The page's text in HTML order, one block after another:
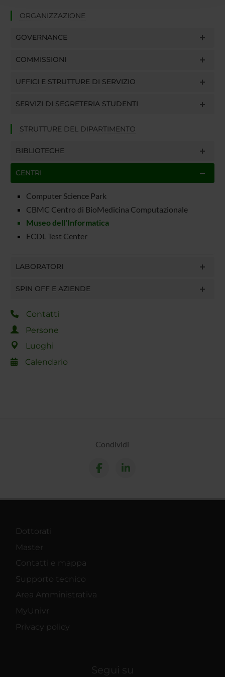
raccolto dal tuo utilizzo dei loro servizi.
ORGANIZZAZIONE
GOVERNANCE
COMMISSIONI
UFFICI E STRUTTURE DI SERVIZIO
SERVIZI DI SEGRETERIA STUDENTI
STRUTTURE DEL DIPARTIMENTO
BIBLIOTECHE
CENTRI
Computer Science Park
CBMC Centro di BioMedicina Computazionale
Museo dell'Informatica
ECDL Test Center
LABORATORI
SPIN OFF E AZIENDE
Contatti
Persone
Luoghi
Calendario
Condividi
Dottorati
Master
Contatti e mappa
Supporto tecnico
Area Amministrativa
MyUnivr
Privacy policy
Segui su